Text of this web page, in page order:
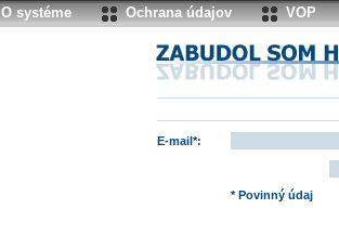
O systéme Ochrana údajov VOP
E-mail*:
* Povinný údaj